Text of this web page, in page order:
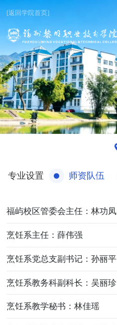
[返回学院首页]
专业设置 师资队伍
福屿校区管委会主任：林功凤
烹饪系主任：薛伟强
烹饪系党总支副书记：孙丽平
烹饪系教务科副科长：吴丽珍
烹饪系教学秘书：林佳瑶